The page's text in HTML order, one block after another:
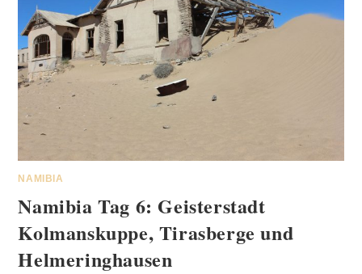
NAMIBIA
Namibia Tag 6: Geisterstadt
Kolmanskuppe, Tirasberge und
Helmeringhausen